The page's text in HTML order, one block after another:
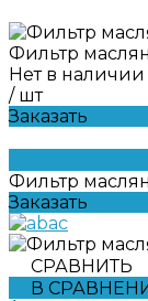
Фильтр
Нет в наличии
/ шт
Заказать
Фильтр
Заказать
СРАВНИТЬ
В